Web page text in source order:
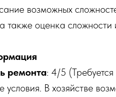
возможных
также оценка
ремонта: 4/5
условия. В хозяйстве